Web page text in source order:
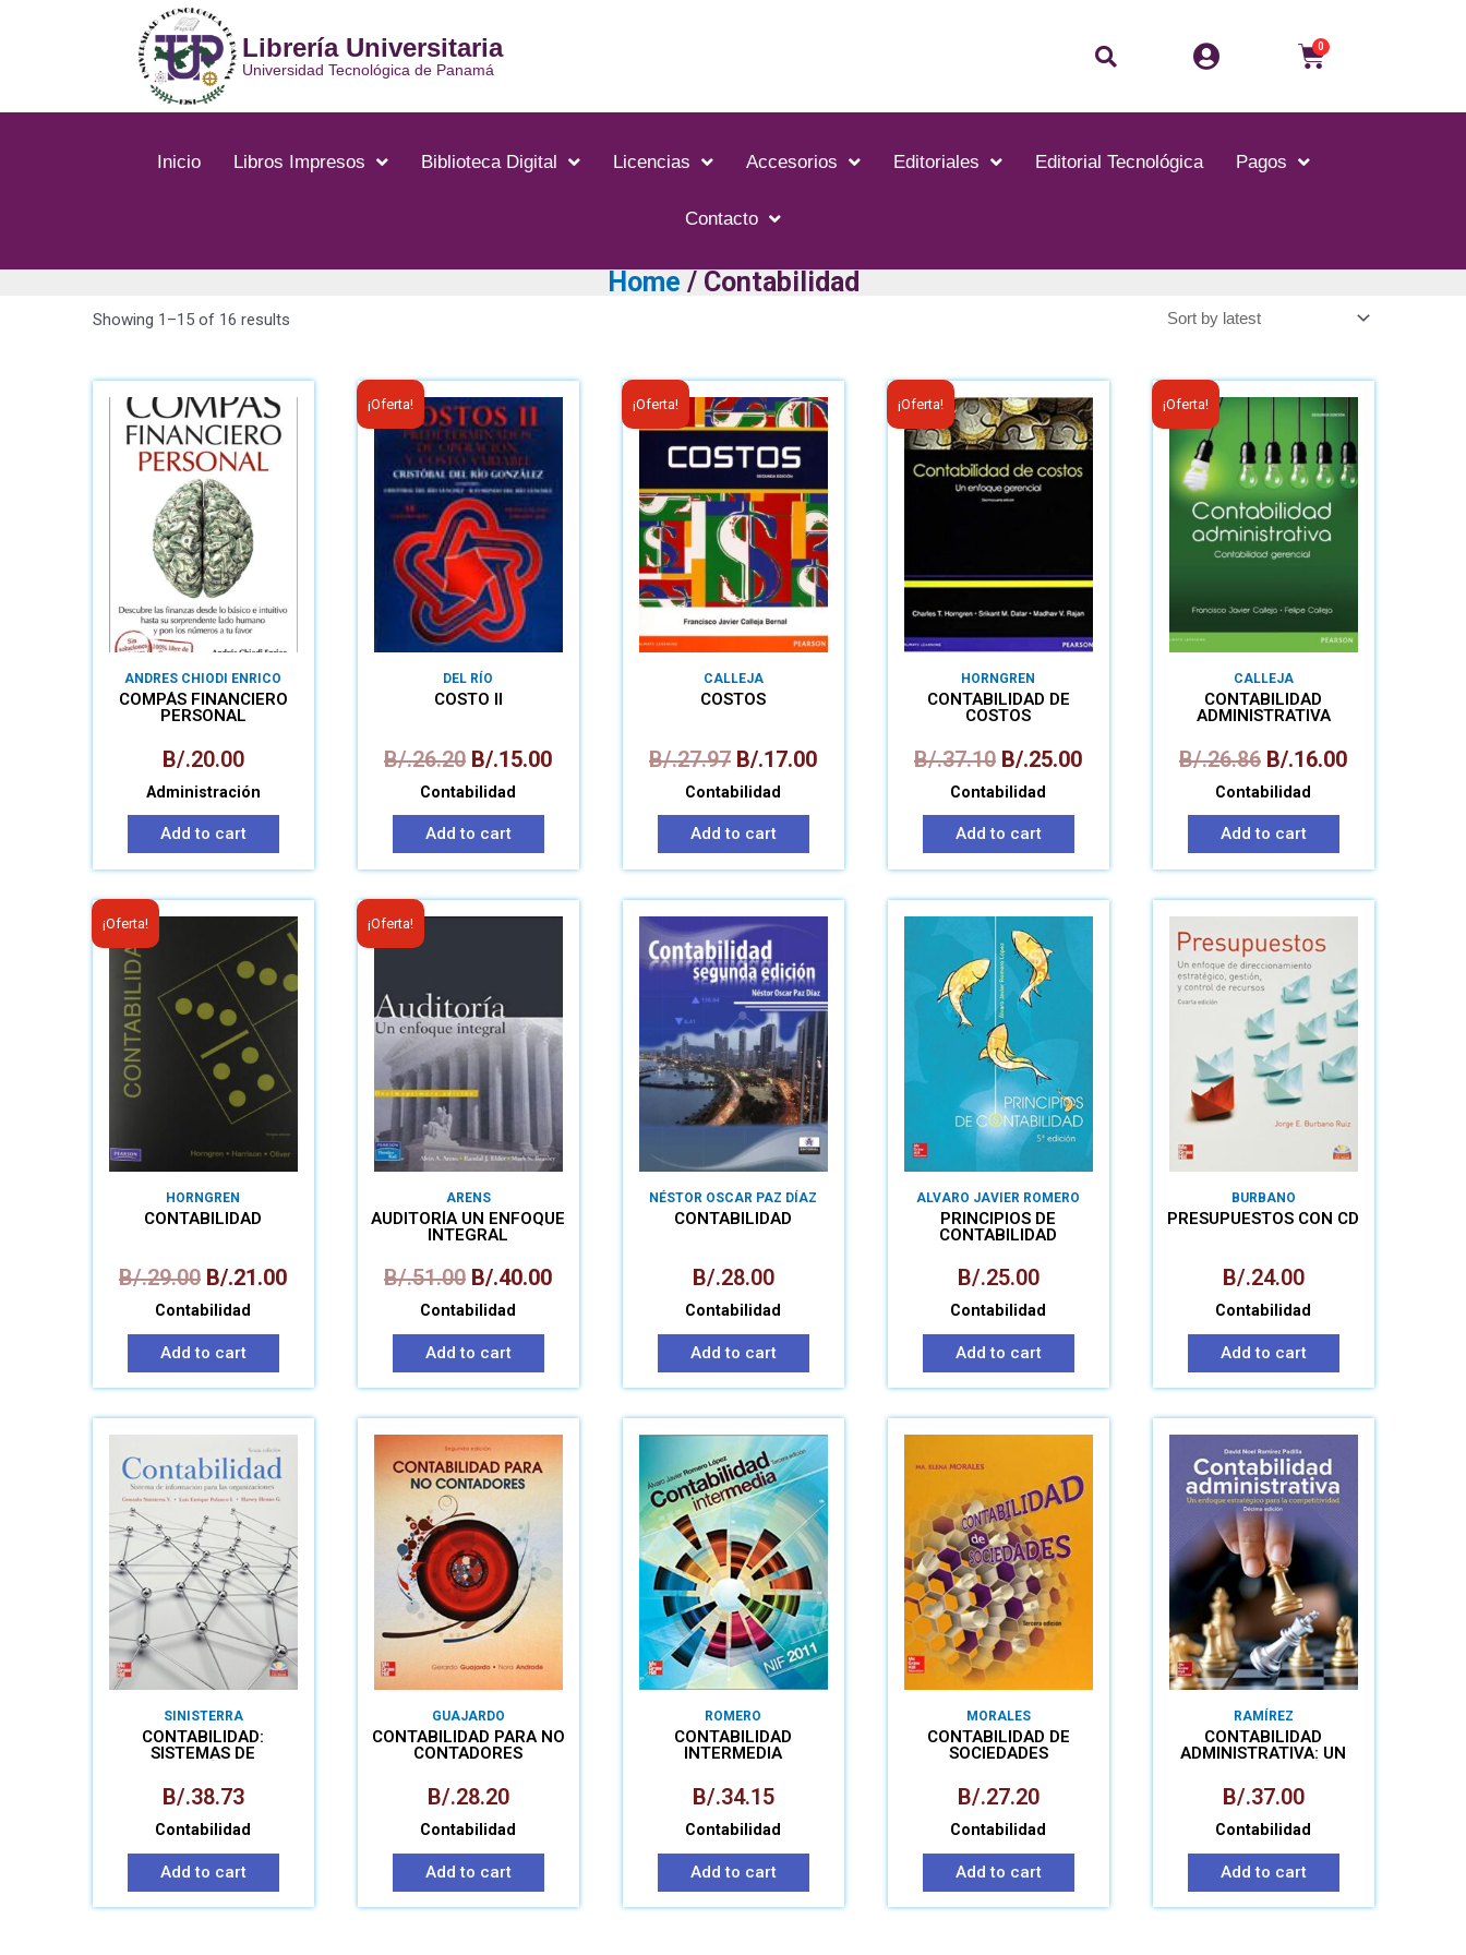
Librería Universitaria
Universidad Tecnológica de Panamá
0
Inicio Libros Impresos Biblioteca Digital Licencias Accesorios Editoriales Editorial Tecnológica Pagos
Contacto
Home / Contabilidad
Showing 1–15 of 16 results
ANDRES CHIODI ENRICO
COMPÁS FINANCIERO
PERSONAL
B/.20.00
Administración
Add to cart
¡Oferta!
DEL RÍO
COSTO II
B/.26.20 B/.15.00
Contabilidad
Add to cart
¡Oferta!
CALLEJA
COSTOS
B/.27.97 B/.17.00
Contabilidad
Add to cart
¡Oferta!
HORNGREN
CONTABILIDAD DE
COSTOS
B/.37.10 B/.25.00
Contabilidad
Add to cart
¡Oferta!
CALLEJA
CONTABILIDAD
ADMINISTRATIVA
B/.26.86 B/.16.00
Contabilidad
Add to cart
¡Oferta!
HORNGREN
CONTABILIDAD
B/.29.00 B/.21.00
Contabilidad
Add to cart
¡Oferta!
ARENS
AUDITORÍA UN ENFOQUE
INTEGRAL
B/.51.00 B/.40.00
Contabilidad
Add to cart
NÉSTOR OSCAR PAZ DÍAZ
CONTABILIDAD
B/.28.00
Contabilidad
Add to cart
ALVARO JAVIER ROMERO
LÓPEZ
PRINCIPIOS DE
CONTABILIDAD
B/.25.00
Contabilidad
Add to cart
BURBANO
PRESUPUESTOS CON CD
B/.24.00
Contabilidad
Add to cart
SINISTERRA
CONTABILIDAD:
SISTEMAS DE
ORGANIZACIONES
B/.38.73
Contabilidad
Add to cart
GUAJARDO
CONTABILIDAD PARA NO
CONTADORES
B/.28.20
Contabilidad
Add to cart
ROMERO
CONTABILIDAD
INTERMEDIA
B/.34.15
Contabilidad
Add to cart
MORALES
CONTABILIDAD DE
SOCIEDADES
B/.27.20
Contabilidad
Add to cart
RAMÍREZ
CONTABILIDAD
ADMINISTRATIVA: UN
PARA LA COMPETIVIDAD
B/.37.00
Contabilidad
Add to cart